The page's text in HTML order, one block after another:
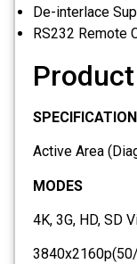
De-interlace
RS232 Remote
Active Area
MODES
4K, 3G, HD, SD